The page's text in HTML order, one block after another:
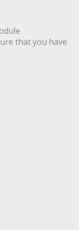
that you have